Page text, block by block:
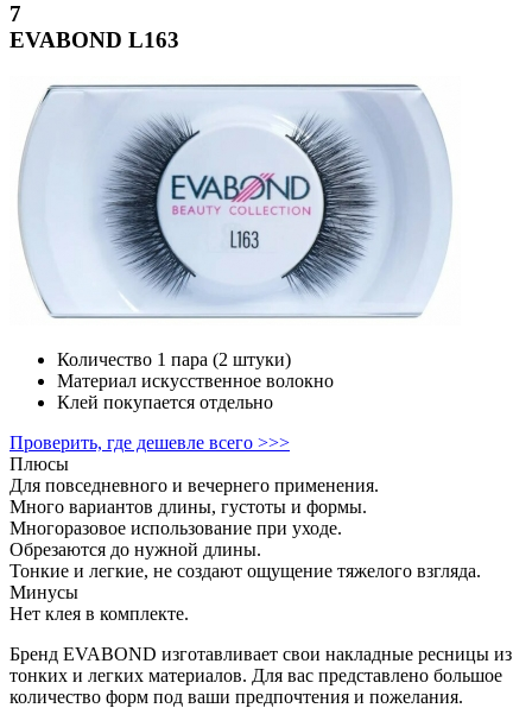
7
EVABOND L163
Количество 1 пара (2 штуки)
Материал искусственное волокно
Клей покупается отдельно
Проверить, где дешевле всего >>>
Плюсы
Для повседневного и вечернего применения.
Много вариантов длины, густоты и формы.
Многоразовое использование при уходе.
Обрезаются до нужной длины.
Тонкие и легкие, не создают ощущение тяжелого взгляда.
Минусы
Нет клея в комплекте.
Бренд EVABOND изготавливает свои накладные ресницы из
тонких и легких материалов. Для вас представлено большое
количество форм под ваши предпочтения и пожелания.